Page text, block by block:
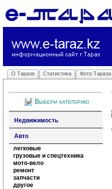
О Таразе Статистика Фото Тараза
Выбери категорию
Недвижимость
Авто
легковые
грузовые и спецтехника
мото-вело
ремонт
запчасти
другое